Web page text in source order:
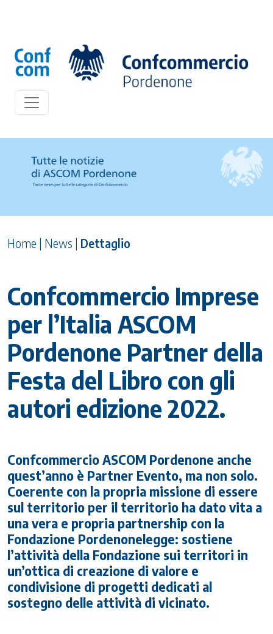
Home | News | Dettaglio
Confcommercio Imprese
per l’Italia ASCOM
Pordenone Partner della
Festa del Libro con gli
autori edizione 2022.
Confcommercio ASCOM Pordenone anche
quest’anno è Partner Evento, ma non solo.
Coerente con la propria missione di essere
sul territorio per il territorio ha dato vita a
una vera e propria partnership con la
Fondazione Pordenonelegge: sostiene
l’attività della Fondazione sui territori in
un’ottica di creazione di valore e
condivisione di progetti dedicati al
sostegno delle attività di vicinato.